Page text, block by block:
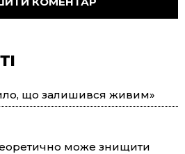
що залишився живим»
теоретично може знищити